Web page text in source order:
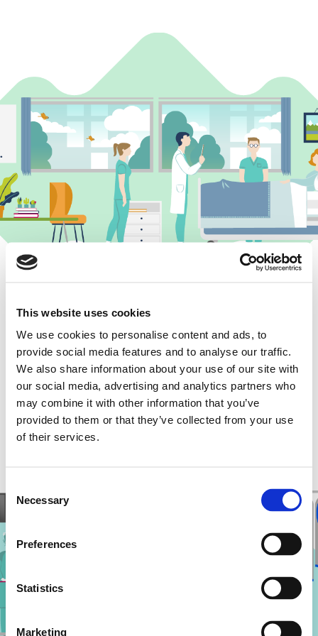
This website uses cookies
We use cookies to personalise content and ads, to
provide social media features and to analyse our traffic.
We also share information about your use of our site with
our social media, advertising and analytics partners who
may combine it with other information that you’ve
provided to them or that they’ve collected from your use
of their services.
Selection
Necessary
Preferences
Statistics
Marketing
Ilnoleggio di biancheria piana sanificata
quotidianamente mette al centro i pazienti,
rendendo più tollerabile la degenza attraverso
letti sempre puliti e accoglienti.